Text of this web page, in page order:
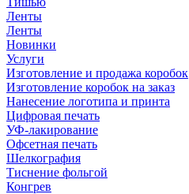
Ленты
Ленты
Новинки
Услуги
Изготовление и продажа коробок
Изготовление коробок на заказ
Нанесение логотипа и принта
Цифровая печать
УФ-лакирование
Офсетная печать
Шелкография
Тиснение фольгой
Конгрев